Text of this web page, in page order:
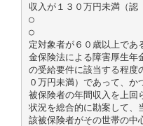
収入が１３０万円未満（認
○
○
定対象者が６０歳以上であ
金保険法による障害厚生年
の受給要件に該当する程度
０万円未満）であって、か
被保険者の年間収入を上回
状況を総合的に勘案して、
該被保険者がその世帯の中